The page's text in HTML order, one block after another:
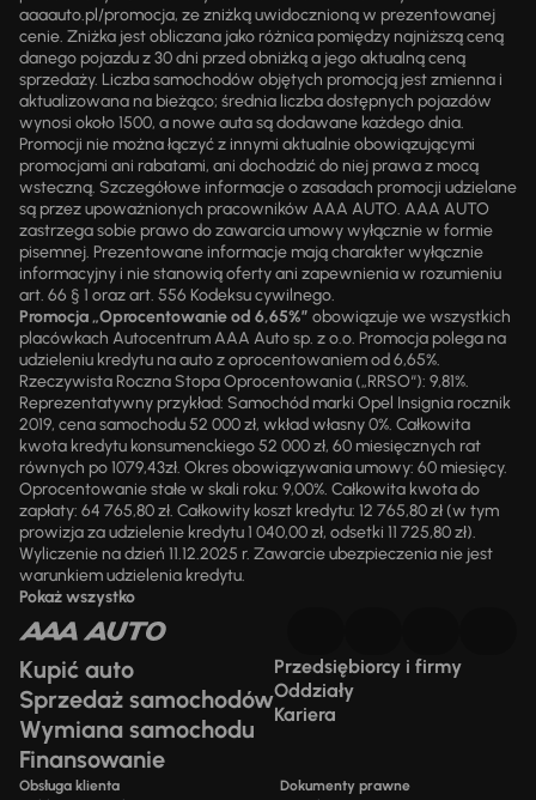
aaaauto.pl/promocja, ze zniżką uwidocznioną w prezentowanej
cenie. Zniżka jest obliczana jako różnica pomiędzy najniższą ceną
danego pojazdu z 30 dni przed obniżką a jego aktualną ceną
sprzedaży. Liczba samochodów objętych promocją jest zmienna i
aktualizowana na bieżąco; średnia liczba dostępnych pojazdów
wynosi około 1500, a nowe auta są dodawane każdego dnia.
Promocji nie można łączyć z innymi aktualnie obowiązującymi
promocjami ani rabatami, ani dochodzić do niej prawa z mocą
wsteczną. Szczegółowe informacje o zasadach promocji udzielane
są przez upoważnionych pracowników AAA AUTO. AAA AUTO
zastrzega sobie prawo do zawarcia umowy wyłącznie w formie
pisemnej. Prezentowane informacje mają charakter wyłącznie
informacyjny i nie stanowią oferty ani zapewnienia w rozumieniu
art. 66 § 1 oraz art. 556 Kodeksu cywilnego.
Promocja „Oprocentowanie od 6,65%” obowiązuje we wszystkich
placówkach Autocentrum AAA Auto sp. z o.o. Promocja polega na
udzieleniu kredytu na auto z oprocentowaniem od 6,65%.
Rzeczywista Roczna Stopa Oprocentowania („RRSO“): 9,81%.
Reprezentatywny przykład: Samochód marki Opel Insignia rocznik
2019, cena samochodu 52 000 zł, wkład własny 0%. Całkowita
kwota kredytu konsumenckiego 52 000 zł, 60 miesięcznych rat
równych po 1079,43zł. Okres obowiązywania umowy: 60 miesięcy.
Oprocentowanie stałe w skali roku: 9,00%. Całkowita kwota do
zapłaty: 64 765,80 zł. Całkowity koszt kredytu: 12 765,80 zł (w tym
prowizja za udzielenie kredytu 1 040,00 zł, odsetki 11 725,80 zł).
Wyliczenie na dzień 11.12.2025 r. Zawarcie ubezpieczenia nie jest
warunkiem udzielenia kredytu.
Pokaż wszystko
Kupić auto
Sprzedaż samochodów
Wymiana samochodu
Finansowanie
Przedsiębiorcy i firmy
Oddziały
Kariera
Obsługa klienta Dokumenty prawne